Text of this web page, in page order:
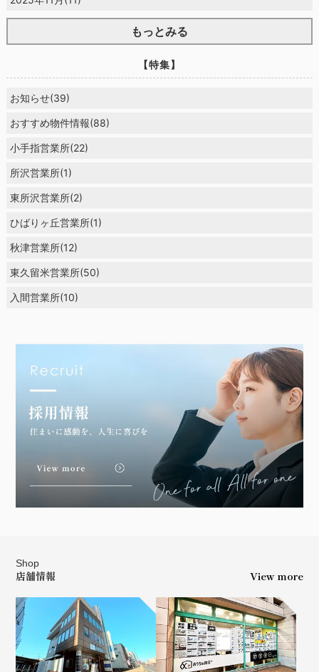
もっとみる
【特集】
お知らせ(39)
おすすめ物件情報(88)
小手指営業所(22)
所沢営業所(1)
東所沢営業所(2)
ひばりヶ丘営業所(1)
秋津営業所(12)
東久留米営業所(50)
入間営業所(10)
Shop
店舗情報 View more